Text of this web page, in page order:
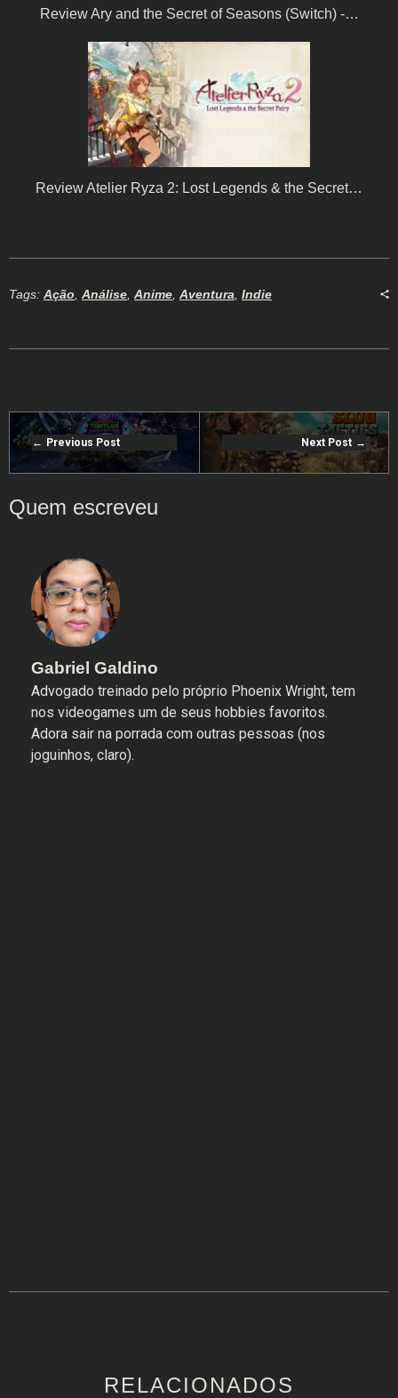
Review Ary and the Secret of Seasons (Switch) -…
Review Atelier Ryza 2: Lost Legends & the Secret…
Tags: Ação Análise Anime Aventura Indie
Previous Post Next Post
Gabriel Galdino
Advogado treinado pelo próprio Phoenix Wright, tem
nos videogames um de seus hobbies favoritos.
Adora sair na porrada com outras pessoas (nos
joguinhos, claro).
RELACIONADOS